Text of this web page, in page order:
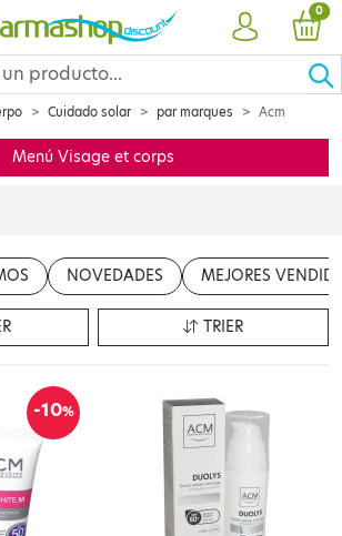
CUENTA
0
Cuidado solar par marques Acm
Menú Visage et corps
"Modifier le contenu"
NOVEDADES MEJORES
TRIER
-10%